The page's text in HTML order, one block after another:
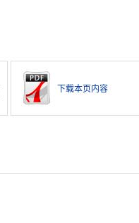
下载本页内容